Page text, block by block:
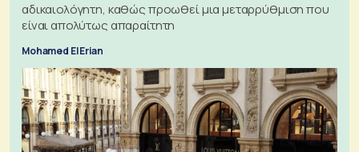
αδικαιολόγητη, καθώς προωθεί μια μεταρρύθμιση που
είναι απολύτως απαραίτητη
Mohamed El Erian